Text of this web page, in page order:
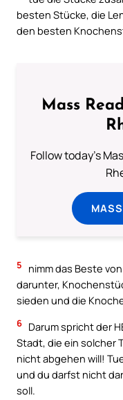
besten Stücke, die
den besten
Mass
Follow today's
5
nimm das Beste
darunter,
sieden und die
6 Darum spricht der
Stadt, die ein solcher
nicht abgehen will!
und du darfst nicht
soll.